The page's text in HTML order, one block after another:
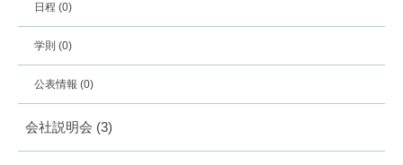
日程 (0)
学則 (0)
公表情報 (0)
会社説明会 (3)